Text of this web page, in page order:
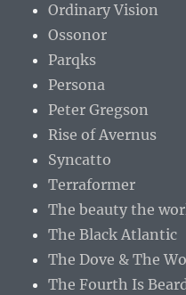
Ordinary Vision
Ossonor
Parqks
Persona
Peter Gregson
Rise of Avernus
Syncatto
Terraformer
The beauty the
The Black Atlantic
The Dove & The
The Fourth Is